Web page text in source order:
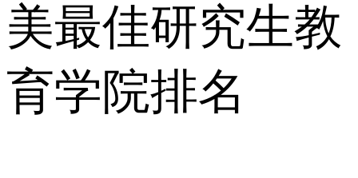
美最佳研究生教
育学院排名